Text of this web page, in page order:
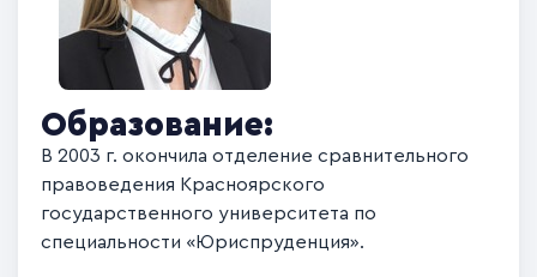
Образование:
В 2003 г. окончила отделение сравнительного
правоведения Красноярского
государственного университета по
специальности «Юриспруденция».